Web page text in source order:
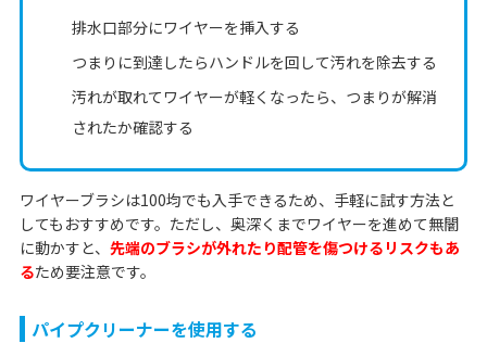
排水口部分にワイヤーを挿入する
つまりに到達したらハンドルを回して汚れを除去する
汚れが取れてワイヤーが軽くなったら、つまりが解消
されたか確認する
ワイヤーブラシは100均でも入手できるため、手軽に試す方法と
してもおすすめです。ただし、奥深くまでワイヤーを進めて無闇
に動かすと、 先端のブラシが外れたり配管を傷つけるリスクもあ
るため要注意です。
パイプクリーナーを使用する